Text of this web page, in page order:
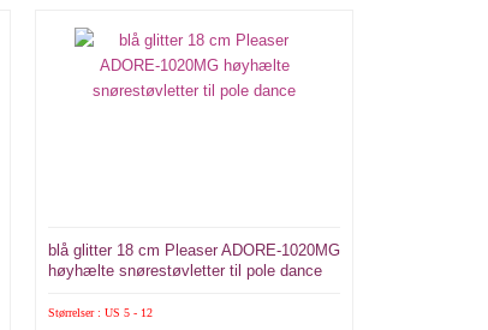
blå glitter 18 cm Pleaser ADORE-1020MG
høyhælte snørestøvletter til pole dance
Størrelser : US 5 - 12